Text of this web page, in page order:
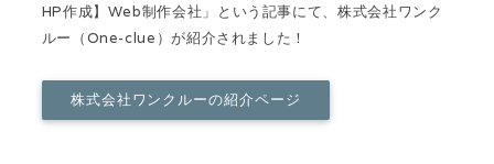
HP作成】Web制作会社」という記事にて、株式会社ワンク
ルー（One-clue）が紹介されました！
株式会社ワンクルーの紹介ページ